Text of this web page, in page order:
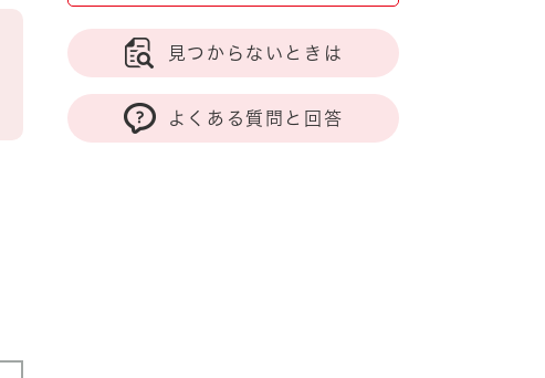
見つからないときは
よくある質問と回答